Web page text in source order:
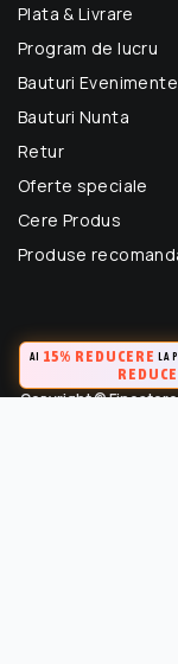
Plata & Livrare
Program de lucru
Bauturi Evenimente
Bauturi Nunta
Retur
Oferte speciale
Cere Produs
Produse
Copyright ©
AI 15% REDUCERE LA